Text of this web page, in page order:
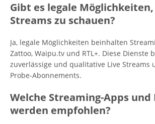
Gibt es legale Möglichkeiten,
Streams zu schauen?
Ja, legale Möglichkeiten beinhalten
Zattoo, Waipu.tv und RTL+. Diese Dienste
zuverlässige und qualitative Live Streams
Probe-Abonnements.
Welche Streaming-Apps
werden empfohlen?